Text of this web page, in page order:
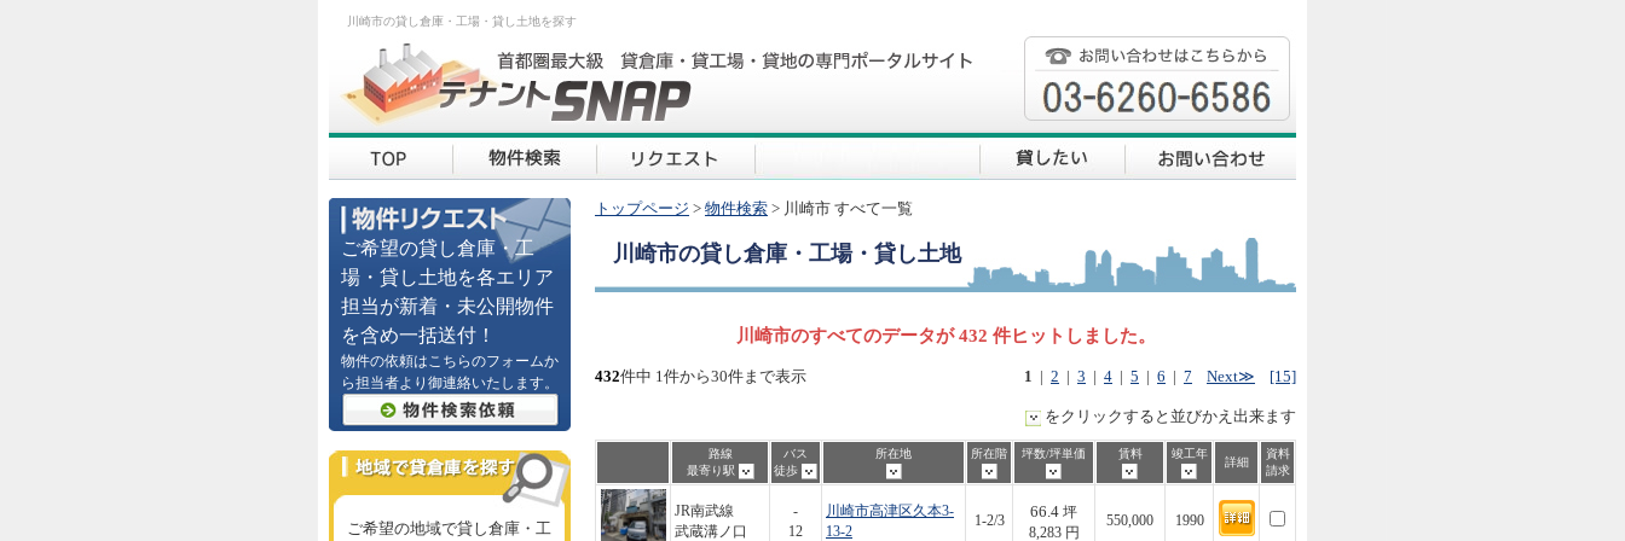
川崎市の貸し倉庫・工場・貸し土地を探す
ご希望の貸し倉庫・工
場・貸し土地を各エリア
担当が新着・未公開物件
を含め一括送付！
物件の依頼はこちらのフォームか
ら担当者より御連絡いたします。
ご希望の地域で貸し倉庫・工
トップページ > 物件検索 > 川崎市 すべて一覧
川崎市の貸し倉庫・工場・貸し土地
川崎市のすべてのデータが 432 件ヒットしました。
1 2 3 4 5 6 7 Next≫ [15]
432件中 1件から30件まで表示
をクリックすると並びかえ出来ます
路線
最寄り駅
バス
徒歩
所在地 所在階 坪数/坪単価 賃料 竣工年
詳細
資料
請求
JR南武線
武蔵溝ノ口
-
12
川崎市高津区久本3-
13-2
1-2/3
66.4 坪
8,283 円
550,000 1990